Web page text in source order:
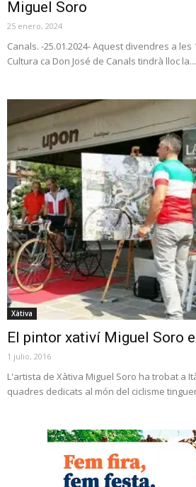
Miguel Soro
25 enero, 2024
Canals. -25.01.2024- Aquest divendres a les
Cultura ca Don José de Canals tindrà lloc la...
Xàtiva
El pintor xativí Miguel Soro
1 julio, 2016
L'artista de Xàtiva Miguel Soro ha trobat a
quadres dedicats al món del ciclisme